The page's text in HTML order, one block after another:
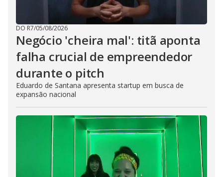
DO R7/05/08/2026
Negócio 'cheira mal': titã aponta
falha crucial de empreendedor
durante o pitch
Eduardo de Santana apresenta startup em busca de
expansão nacional